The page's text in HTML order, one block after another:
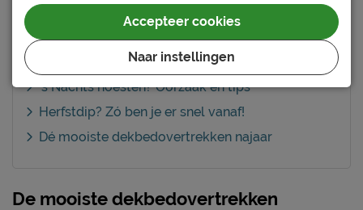
Gerelateerde blogs
’s Nachts hoesten? Oorzaak en tips
Herfstdip? Zó ben je er snel vanaf!
Dé mooiste dekbedovertrekken najaar
De mooiste dekbedovertrekken
Naar instellingen
Accepteer cookies